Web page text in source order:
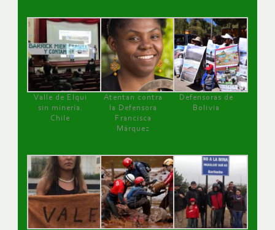
Valle de Elqui
sin minería.
Chile
Atentan contra
la Defensora
Francisca
Márquez
Defensoras de
Bolivia